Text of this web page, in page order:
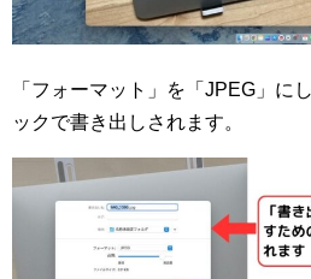
「フォーマット」を「JPEG」に
ックで書き出しされます。